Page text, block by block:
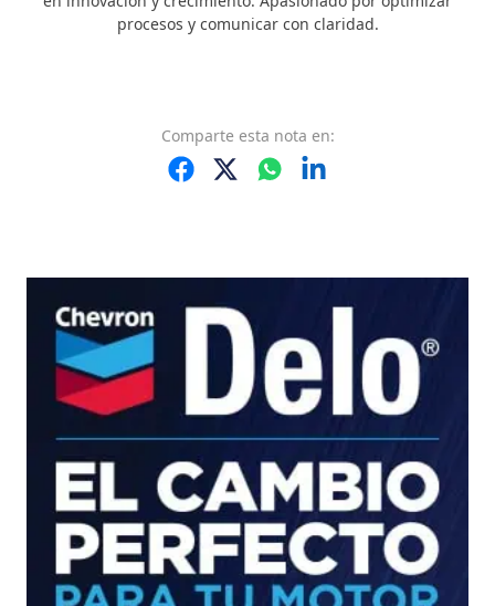
procesos y comunicar con claridad.
Comparte esta nota en: